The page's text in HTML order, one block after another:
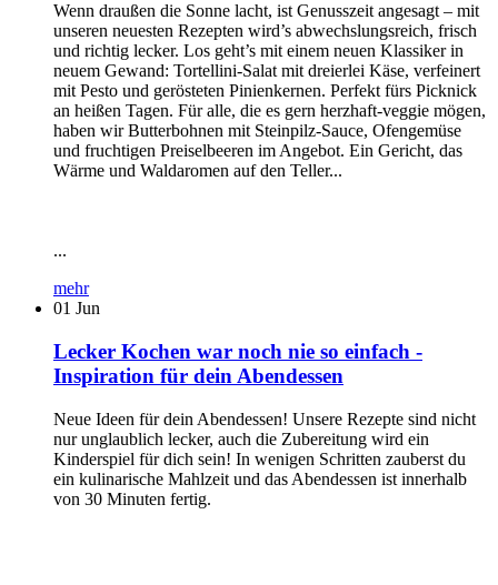
Wenn draußen die Sonne lacht, ist Genusszeit angesagt – mit
unseren neuesten Rezepten wird’s abwechslungsreich, frisch
und richtig lecker. Los geht’s mit einem neuen Klassiker in
neuem Gewand: Tortellini-Salat mit dreierlei Käse, verfeinert
mit Pesto und gerösteten Pinienkernen. Perfekt fürs Picknick
an heißen Tagen. Für alle, die es gern herzhaft-veggie mögen,
haben wir Butterbohnen mit Steinpilz-Sauce, Ofengemüse
und fruchtigen Preiselbeeren im Angebot. Ein Gericht, das
Wärme und Waldaromen auf den Teller...
...
mehr
01 Jun
Lecker Kochen war noch nie so einfach -
Inspiration für dein Abendessen
Neue Ideen für dein Abendessen! Unsere Rezepte sind nicht
nur unglaublich lecker, auch die Zubereitung wird ein
Kinderspiel für dich sein! In wenigen Schritten zauberst du
ein kulinarische Mahlzeit und das Abendessen ist innerhalb
von 30 Minuten fertig.